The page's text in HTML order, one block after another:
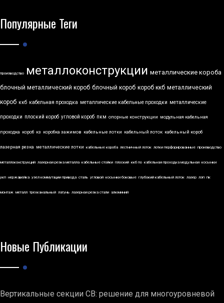
Популярные Теги
производство металлоконструкции металлические короба
блочный металлический короб блочный короб короб ккб металлический
короб ккб кабельная проходка металлические кабельные проходки металлические
проходки плоский короб угловой короб пкм опорные конструкции модульная кабельная
проходка короб кз коробка зажимов кабельные лотки кабельный лоток кабельный короб
лазерная резка металлические лотки кабельные короба лестничный лоток лотки перфорированные производство
металлоконструкций лазерная резка металла кабельные стойки плоский ккб по кабельная проходка модульная косынки
укп нержавейка узел коммутации привода сталь угловой косынки боковые глубокий кабельный лоток лазер лэп пк
монтаж металл трехканальный латунь лазерная резка стали алюминий
Новые Публикации
Вертикальные секции СВ: решение для многоуровневой